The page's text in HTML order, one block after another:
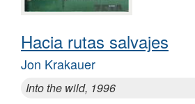
Hacia rutas salvajes
Jon Krakauer
Into the wild, 1996